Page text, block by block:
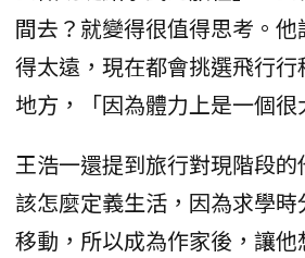
間去？就變得很值得思考。
得太遠，現在都會挑選飛行
地方，「因為體力上是一個很
王浩一還提到旅行對現階段
該怎麼定義生活，因為求學
移動，所以成為作家後，讓